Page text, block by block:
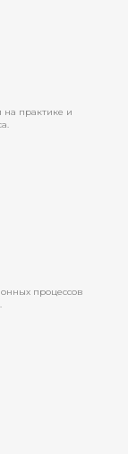
практике и
процессов